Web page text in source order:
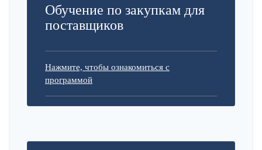
Обучение по закупкам для
поставщиков
Нажмите, чтобы ознакомиться с
программой